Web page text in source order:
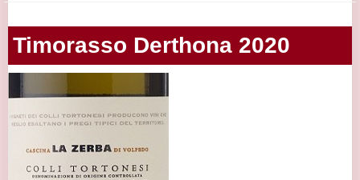
Timorasso Derthona 2020